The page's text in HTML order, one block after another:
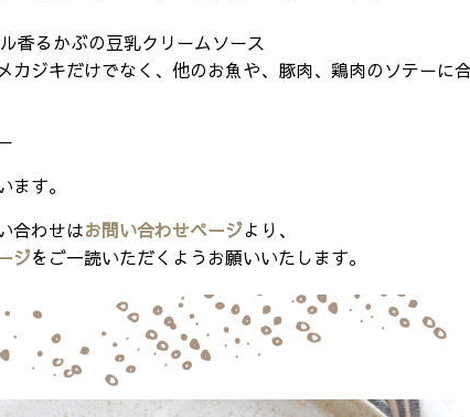
香るかぶの豆乳クリームソース
カジキだけでなく、他のお魚や、豚肉、鶏肉のソテー
す。
合わせはお問い合わせページより、
ジをご一読いただくようお願いいたします。